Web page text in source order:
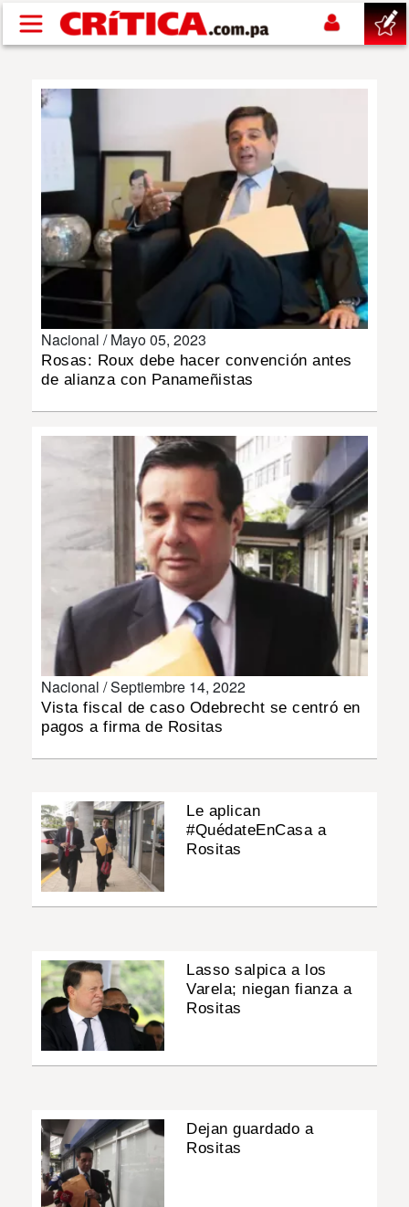
Pasar al contenido principal
POLÍTICA
SHOW
DEPORTES
IMPRESO
Nacional /Mayo 05, 2023
Rosas: Roux debe hacer convención antes
de alianza con Panameñistas
Nacional /Septiembre 14, 2022
Vista fiscal de caso Odebrecht se centró en
pagos a firma de Rositas
Le aplican
#QuédateEnCasa a
Rositas
Lasso salpica a los
Varela; niegan fianza a
Rositas
Dejan guardado a
Rositas